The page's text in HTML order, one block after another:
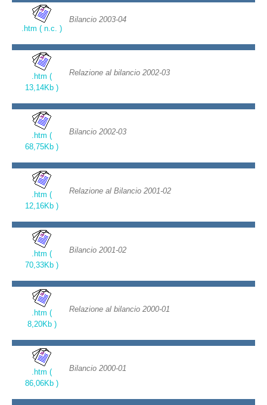
.htm ( n.c. )
Bilancio 2003-04
.htm (
13,14Kb )
Relazione al bilancio 2002-03
.htm (
68,75Kb )
Bilancio 2002-03
.htm (
12,16Kb )
Relazione al Bilancio 2001-02
.htm (
70,33Kb )
Bilancio 2001-02
.htm (
8,20Kb )
Relazione al bilancio 2000-01
.htm (
86,06Kb )
Bilancio 2000-01